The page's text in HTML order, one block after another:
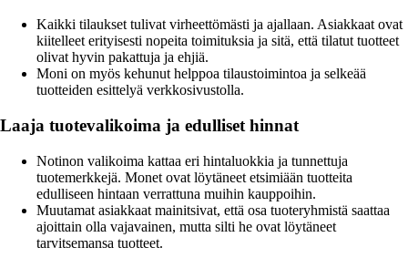
Kaikki tilaukset tulivat virheettömästi ja ajallaan. Asiakkaat ovat
kiitelleet erityisesti nopeita toimituksia ja sitä, että tilatut tuotteet
olivat hyvin pakattuja ja ehjiä.
Moni on myös kehunut helppoa tilaustoimintoa ja selkeää
tuotteiden esittelyä verkkosivustolla.
Laaja tuotevalikoima ja edulliset hinnat
Notinon valikoima kattaa eri hintaluokkia ja tunnettuja
tuotemerkkejä. Monet ovat löytäneet etsimiään tuotteita
edulliseen hintaan verrattuna muihin kauppoihin.
Muutamat asiakkaat mainitsivat, että osa tuoteryhmistä saattaa
ajoittain olla vajavainen, mutta silti he ovat löytäneet
tarvitsemansa tuotteet.